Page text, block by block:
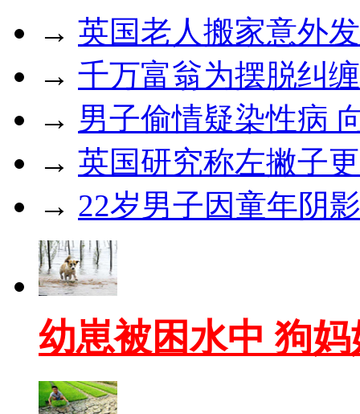
→ 英国老人搬家意外
→ 千万富翁为摆脱纠
→ 男子偷情疑染性病
→ 英国研究称左撇子
→ 22岁男子因童年阴
幼崽被困水中 狗